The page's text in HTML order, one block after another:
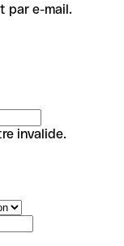
par e-mail.
invalide.